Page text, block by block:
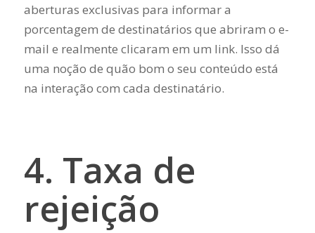
aberturas exclusivas para informar a
porcentagem de destinatários que abriram o e-
mail e realmente clicaram em um link. Isso dá
uma noção de quão bom o seu conteúdo está
na interação com cada destinatário.
4. Taxa de
rejeição